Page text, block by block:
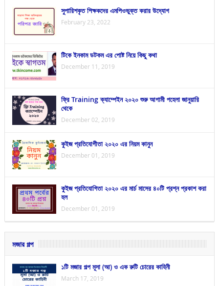
সুপারিশকৃত শিক্ষকদের এমপিওভুক্ত করার উদ্যোগ
February 23, 2022
টিকে ইনকাম ডটকম এর পোষ্ট নিয়ে কিছু কথা
December 11, 2019
ফ্রি Training ক্যাম্পেইন ২০২০ শুরু আগামী পহেলা জানুয়ারি
থেকে
December 02, 2019
কুইজ প্রতিযোগীতা ২০২০ এর নিয়ম কানুন
December 01, 2019
কুইজ প্রতিযোগিতা ২০২০ এর মার্চ মাসের ৪০টি প্রশ্ন প্রকাশ করা
হল
December 01, 2019
মজার গল্প
১টি মজার গল্প মূসা (আ) ও এক রুটি চোরের কাহিনী
March 17, 2019